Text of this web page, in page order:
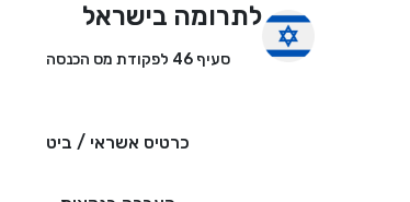
לתרומה בישראל
סעיף 46 לפקודת מס הכנסה
כרטיס אשראי / ביט